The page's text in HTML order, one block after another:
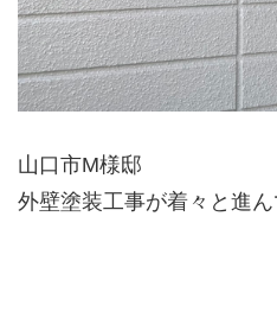
山口市M様邸
外壁塗装工事が着々と進